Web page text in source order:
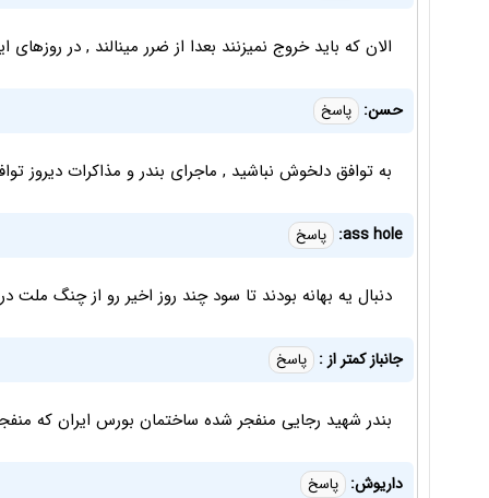
الان که باید خروج نمیزنند بعدا از ضرر مینالند , در
حسن: پاسخ
به توافق دلخوش نباشید , ماجرای بندر و مذاکرات دیروز
ass hole: پاسخ
دنبال یه بهانه بودند تا سود چند روز اخیر رو از چنگ ملت
جانباز کمتر از : پاسخ
بندر شهید رجایی منفجر شده ساختمان بورس ایران که
داریوش: پاسخ